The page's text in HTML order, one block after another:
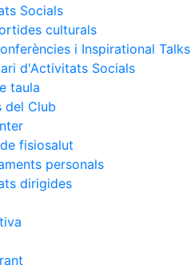
Socials
culturals
i Inspirational Talks
d'Activitats Socials
taula
del Club
fisiosalut
personals
dirigides